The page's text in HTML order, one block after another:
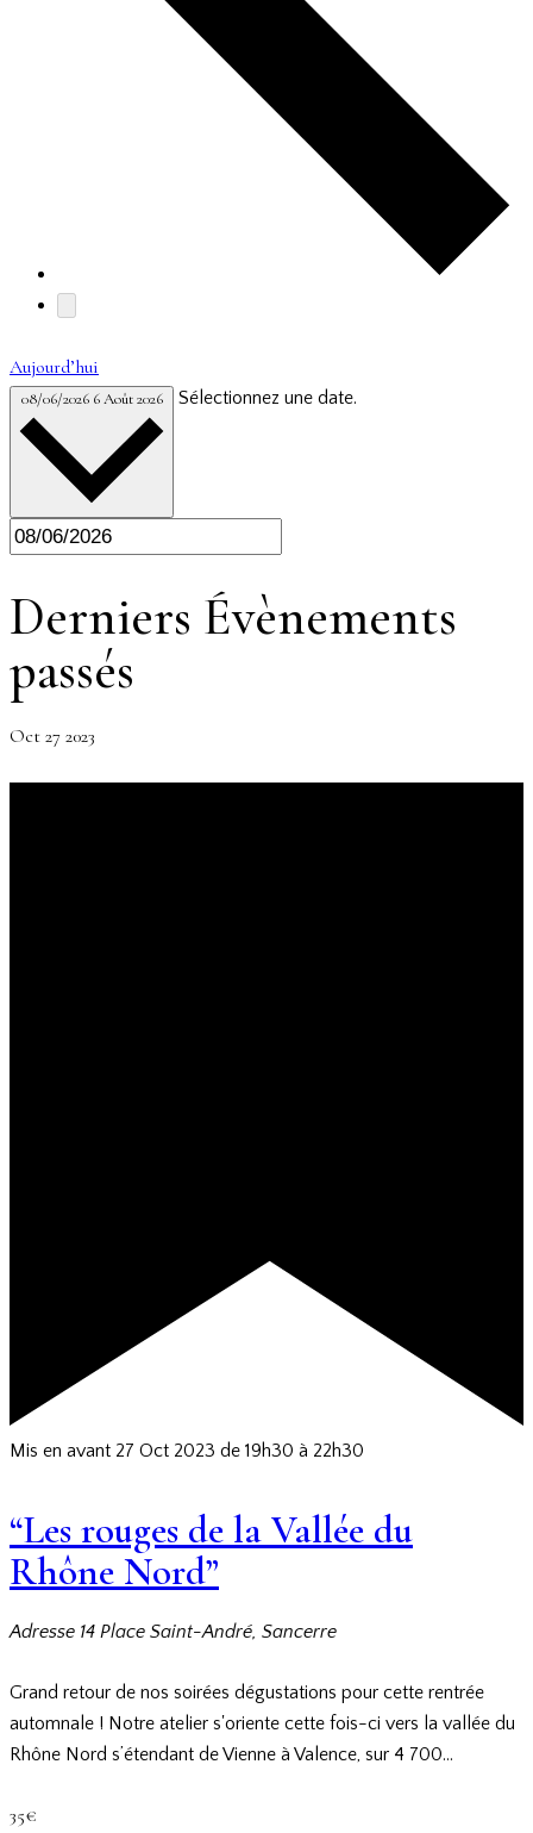
Aujourd’hui
08/06/2026 6 Août 2026 Sélectionnez une date.
Derniers Évènements
passés
Oct 27 2023
Mis en avant 27 Oct 2023 de 19h30 à 22h30
“Les rouges de la Vallée du
Rhône Nord”
Adresse 14 Place Saint-André, Sancerre
Grand retour de nos soirées dégustations pour cette rentrée
automnale ! Notre atelier s'oriente cette fois-ci vers la vallée du
Rhône Nord s’étendant de Vienne à Valence, sur 4 700…
35€